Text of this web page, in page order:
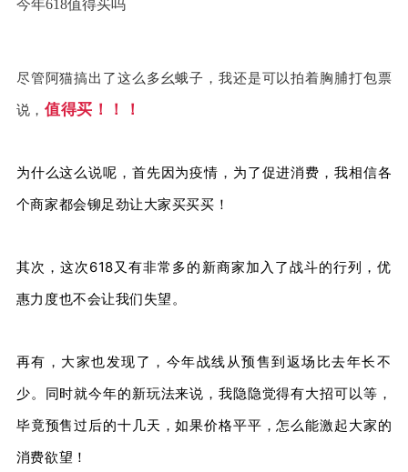
今年618值得买吗
尽管阿猫搞出了这么多幺蛾子，我还是可以拍着胸脯打包票
说， 值得买！！！
为什么这么说呢，首先因为疫情，为了促进消费，我相信各
个商家都会铆足劲让大家买买买！
其次，这次618又有非常多的新商家加入了战斗的行列，优
惠力度也不会让我们失望。
再有，大家也发现了，今年战线从预售到返场比去年长不
少。同时就今年的新玩法来说，我隐隐觉得有大招可以等，
毕竟预售过后的十几天，如果价格平平，怎么能激起大家的
消费欲望！